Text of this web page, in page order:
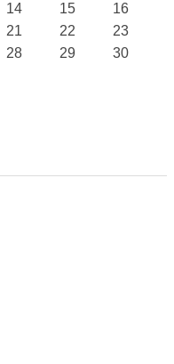
14 15
16
21 22
23
28 29
30